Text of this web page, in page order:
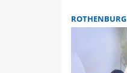
ROTHENBURG